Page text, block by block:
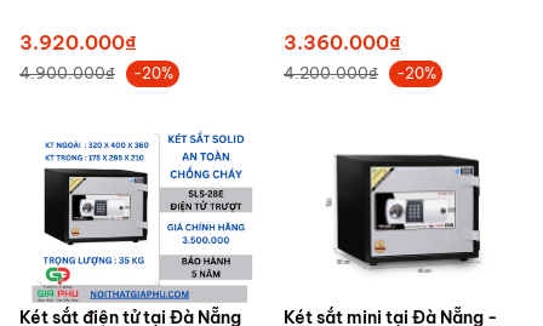
3.920.000₫
4.900.000₫ -20%
3.360.000₫
4.200.000₫ -20%
Két sắt điện tử tại Đà Nẵng
Két sắt mini tại Đà Nẵng -